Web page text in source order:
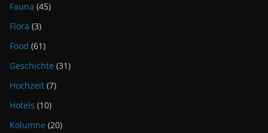
Fauna (45)
Flora (3)
Food (61)
Geschichte (31)
Hochzeit (7)
Hotels (10)
Kolumne (20)